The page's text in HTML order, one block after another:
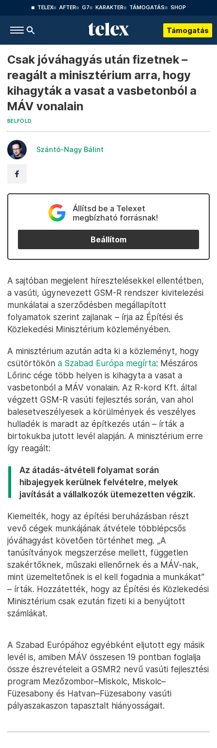
TELEX AFTER G7 KARAKTER TÁMOGATÁS SHOP
Támogatás
Csak jóváhagyás után fizetnek –
reagált a minisztérium arra, hogy
kihagyták a vasat a vasbetonból a
MÁV vonalain
BELFÖLD
Szántó-Nagy Bálint
Állítsd be a Telexet
megbízható forrásnak!
Beállítom
A sajtóban megjelent híresztelésekkel ellentétben,
a vasúti, úgynevezett GSM-R rendszer kivitelezési
munkálatai a szerződésben megállapított
folyamatok szerint zajlanak – írja az Építési és
Közlekedési Minisztérium közleményében.
A minisztérium azután adta ki a közleményt, hogy
csütörtökön a Szabad Európa megírta: Mészáros
Lőrinc cége több helyen is kihagyta a vasat a
vasbetonból a MÁV vonalain. Az R-kord Kft. által
végzett GSM-R vasúti fejlesztés során, van ahol
balesetveszélyesek a körülmények és veszélyes
hulladék is maradt az építkezés után – írták a
birtokukba jutott levél alapján. A minisztérium erre
így reagált:
Az átadás-átvételi folyamat során
hibajegyek kerülnek felvételre, melyek
javítását a vállalkozók ütemezetten végzik.
Kiemelték, hogy az építési beruházásban részt
vevő cégek munkájának átvétele többlépcsős
jóváhagyást követően történhet meg. „A
tanúsítványok megszerzése mellett, független
szakértőknek, műszaki ellenőrnek és a MÁV-nak,
mint üzemeltetőnek is el kell fogadnia a munkákat”
– írták. Hozzátették, hogy az Építési és Közlekedési
Minisztérium csak ezután fizeti ki a benyújtott
számlákat.
A Szabad Európához egyébként eljutott egy másik
levél is, amiben MÁV összesen 19 pontban foglalja
össze észrevételeit a GSMR2 nevű vasúti fejlesztési
program Mezőzombor–Miskolc, Miskolc–
Füzesabony és Hatvan–Füzesabony vasúti
pályaszakaszon tapasztalt hiányosságait.